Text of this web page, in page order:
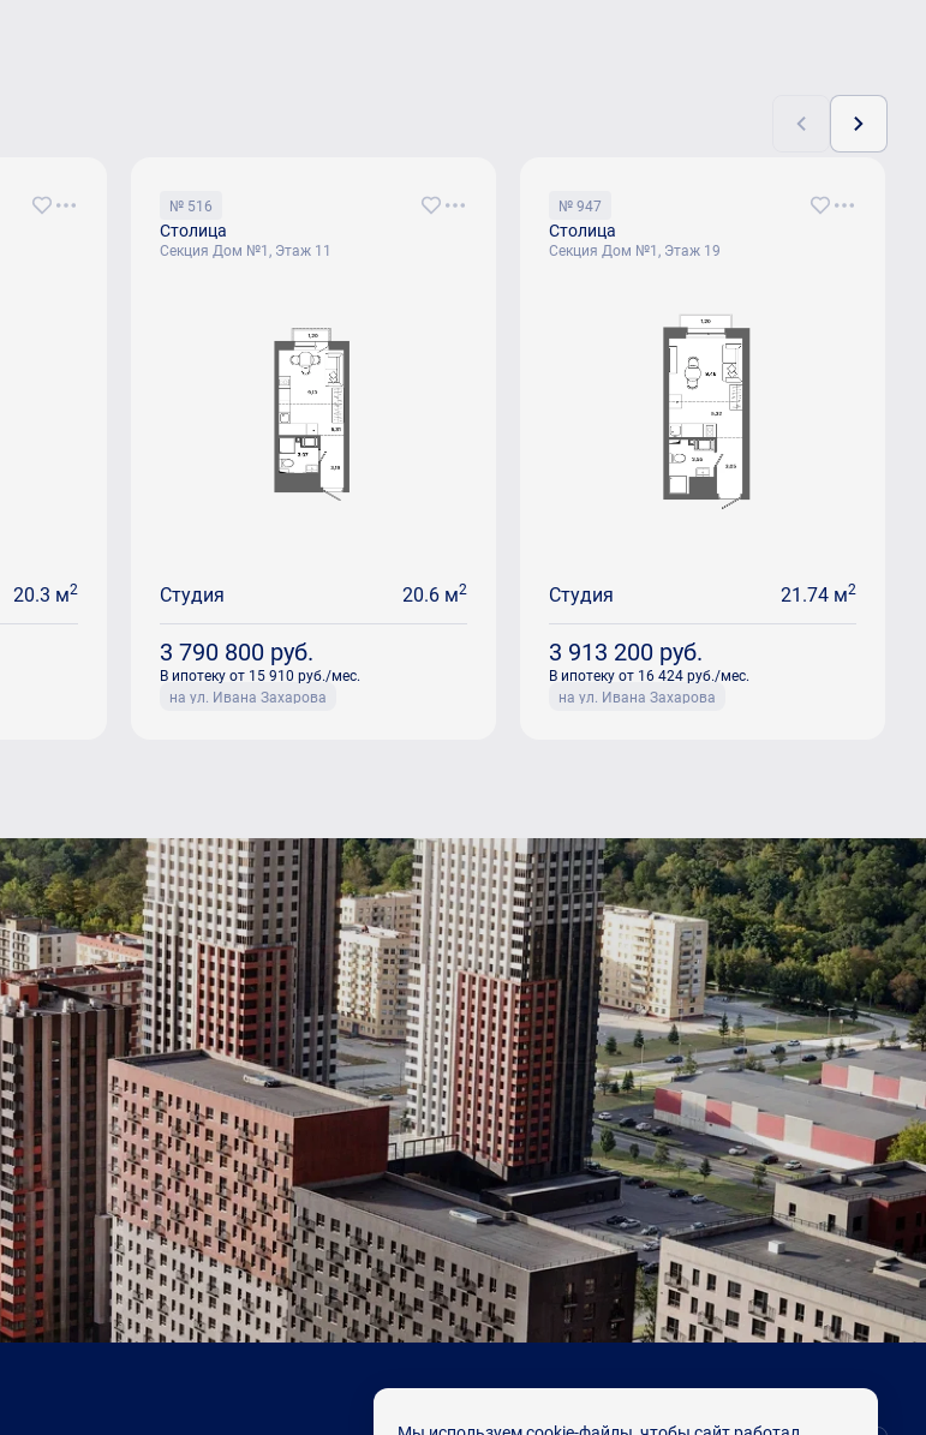
20.3 м2
№ 516
Столица
Секция Дом №1, Этаж 11
Студия 20.6 м2
3 790 800 руб.
В ипотеку от 15 910 руб./мес.
на ул. Ивана Захарова
№ 947
Столица
Секция Дом №1, Этаж 19
Студия 21.74 м2
3 913 200 руб.
В ипотеку от 16 424 руб./мес.
на ул. Ивана Захарова